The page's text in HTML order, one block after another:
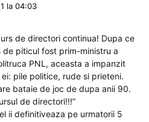
la 04:03
de directori continua! Dupa ce
de piticul fost prim-ministru a
PNL, aceasta a impanzit
pile politice, rude si prieteni.
bataie de joc de dupa anii 90.
de directori!!!”
ii definitiveaza pe urmatorii 5